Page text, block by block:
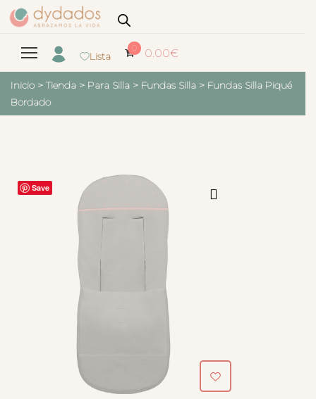
Lista
0 0.00€
Inicio > Tienda > Para Silla > Fundas Silla > Fundas Silla Piqué
Bordado
Save